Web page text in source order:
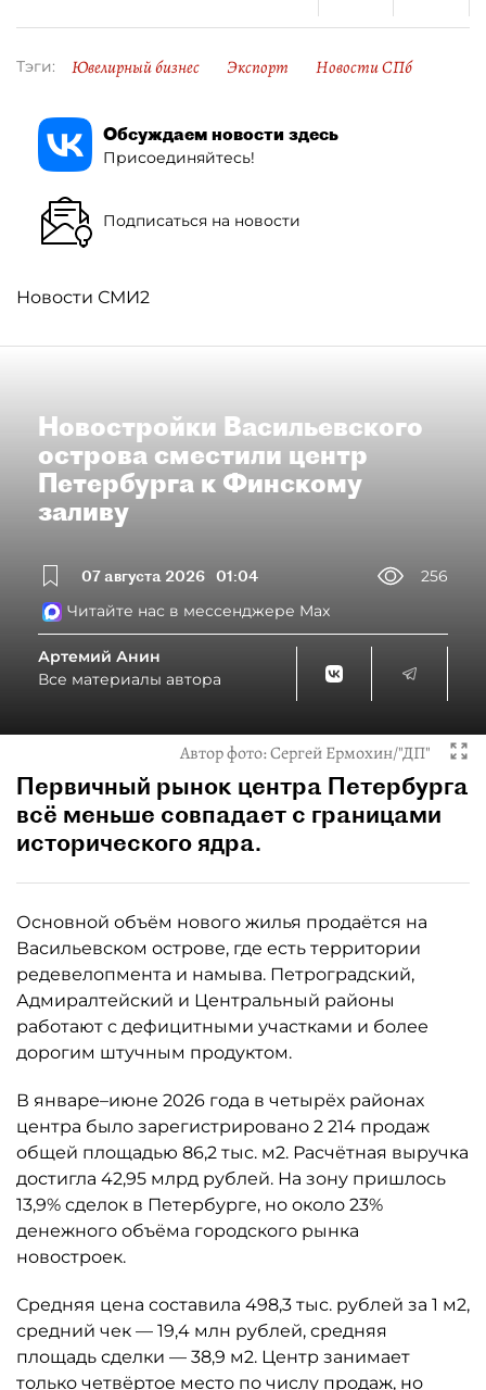
Тэги: Ювелирный бизнес Экспорт Новости СПб
Обсуждаем новости здесь
Присоединяйтесь!
Подписаться на новости
Новости СМИ2
Новостройки Васильевского
острова сместили центр
Петербурга к Финскому
заливу
07 августа 2026 01:04
256
Читайте нас в мессенджере Max
Артемий Анин
Все материалы автора
Автор фото:Сергей Ермохин/"ДП"
Первичный рынок центра Петербурга
всё меньше совпадает с границами
исторического ядра.
Основной объём нового жилья продаётся на
Васильевском острове, где есть территории
редевелопмента и намыва. Петроградский,
Адмиралтейский и Центральный районы
работают с дефицитными участками и более
дорогим штучным продуктом.
В январе–июне 2026 года в четырёх районах
центра было зарегистрировано 2 214 продаж
общей площадью 86,2 тыс. м2. Расчётная выручка
достигла 42,95 млрд рублей. На зону пришлось
13,9% сделок в Петербурге, но около 23%
денежного объёма городского рынка
новостроек.
Средняя цена составила 498,3 тыс. рублей за 1 м2,
средний чек — 19,4 млн рублей, средняя
площадь сделки — 38,9 м2. Центр занимает
только четвёртое место по числу продаж, но